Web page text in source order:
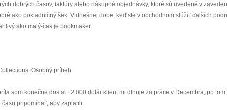
dobrých časov, faktúry alebo nákupné objednávky, ktoré sú uvedené v
ako pokladničný šek. V dnešnej dobe, keď ste v obchodnom slúžiť ďalších
ako malý-čas je bookmaker.
Osobný príbeh
som konečne dostal +2.000 dolár klient mi dlhuje za práce v Decembra, po
času pripomínať, aby zaplatili.